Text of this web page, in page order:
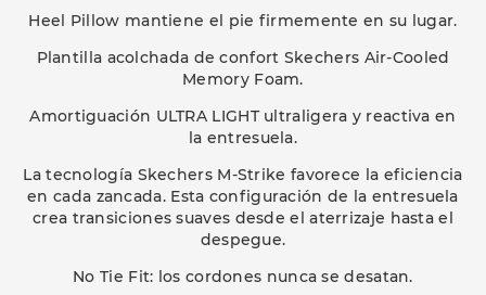
Heel Pillow mantiene el pie firmemente en su lugar.
Plantilla acolchada de confort Skechers Air-Cooled
Memory Foam.
Amortiguación ULTRA LIGHT ultraligera y reactiva en
la entresuela.
La tecnología Skechers M-Strike favorece la eficiencia
en cada zancada. Esta configuración de la entresuela
crea transiciones suaves desde el aterrizaje hasta el
despegue.
No Tie Fit: los cordones nunca se desatan.